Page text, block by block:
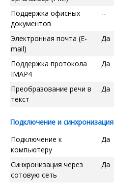
Поддержка офисных
документов
--
Электронная почта (E-
mail)
Да
Поддержка протокола
IMAP4
Да
Преобразование речи в
текст
Да
Подключение и синхронизация
Подключение к
компьютеру
Да
Синхронизация через
сотовую сеть
Да